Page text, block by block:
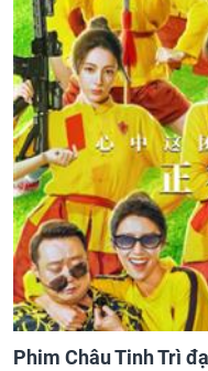
Phim Châu Tinh Trì